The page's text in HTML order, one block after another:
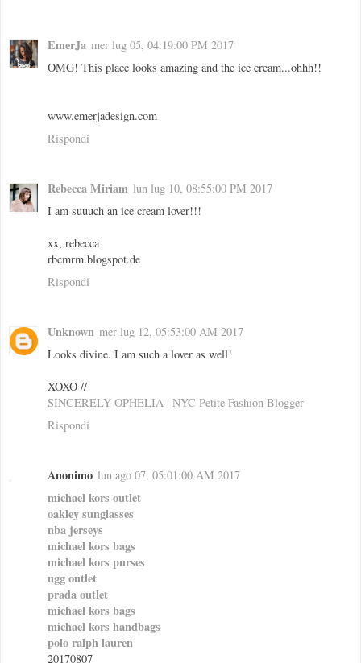
EmerJa mer lug 05, 04:19:00 PM 2017
OMG! This place looks amazing and the ice cream...ohhh!!
www.emerjadesign.com
Rispondi
Rebecca Miriam lun lug 10, 08:55:00 PM 2017
I am suuuch an ice cream lover!!!
xx, rebecca
rbcmrm.blogspot.de
Rispondi
Unknown mer lug 12, 05:53:00 AM 2017
Looks divine. I am such a lover as well!
XOXO //
SINCERELY OPHELIA | NYC Petite Fashion Blogger
Rispondi
Anonimo lun ago 07, 05:01:00 AM 2017
michael kors outlet
oakley sunglasses
nba jerseys
michael kors bags
michael kors purses
ugg outlet
prada outlet
michael kors bags
michael kors handbags
polo ralph lauren
20170807